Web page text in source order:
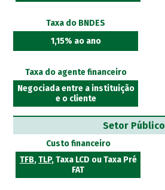
Taxa do BNDES
1,15% ao ano
Taxa do agente financeiro
Negociada entre a instituição
e o cliente
Setor Público
Custo financeiro
TFB,TLP, Taxa LCD ou Taxa Pré
FAT